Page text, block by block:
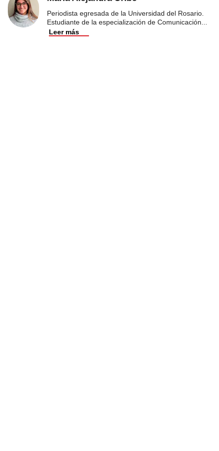
Periodista egresada de la Universidad del Rosario.
Estudiante de la especialización de Comunicación
Leer más